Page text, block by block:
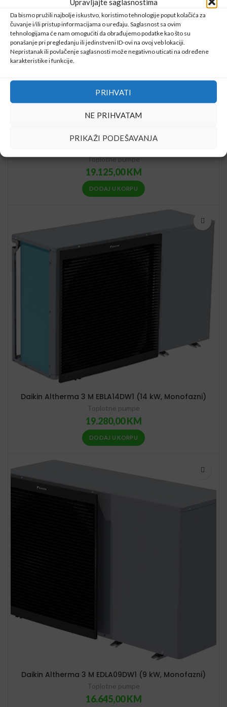
Da bismo pružili najbolje iskustvo, koristimo tehnologije poput kolačića za
čuvanje i/ili pristup informacijama o uređaju. Saglasnost sa ovim
tehnologijama će nam omogućiti da obrađujemo podatke kao što su
ponašanje pri pregledanju ili jedinstveni ID-ovi na ovoj veb lokaciji.
Nepristanak ili povlačenje saglasnosti može negativno uticati na određene
karakteristike i funkcije.
PRIHVATI
NE PRIHVATAM
PRIKAŽI PODEŠAVANJA
Toplotne pumpe
19.125,00KM
DODAJ U KORPU
Daikin Altherma 3 M EBLA14DW1 (14 kW, Monofazni)
Toplotne pumpe
19.280,00KM
DODAJ U KORPU
Daikin Altherma 3 M EDLA09DW1 (9 kW, Monofazni)
Toplotne pumpe
16.645,00KM